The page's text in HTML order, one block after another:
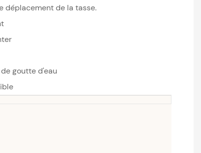
déplacement de la tasse.
goutte d'eau